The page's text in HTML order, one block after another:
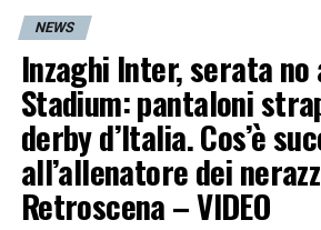
NEWS
Inzaghi Inter, serata no
Stadium: pantaloni
derby d’Italia. Cos’è
all’allenatore dei
Retroscena – VIDEO